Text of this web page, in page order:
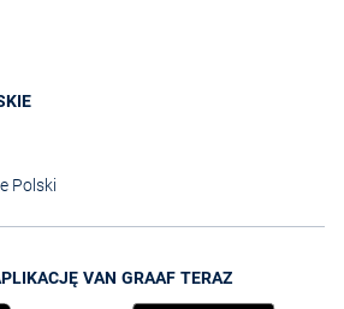
Polski
VAN GRAAF TERAZ